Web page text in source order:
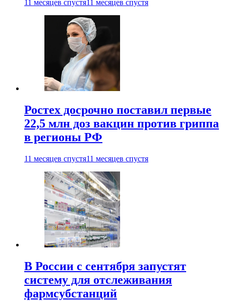
11 месяцев спустя11 месяцев спустя
Ростех досрочно поставил первые
22,5 млн доз вакцин против гриппа
в регионы РФ
11 месяцев спустя11 месяцев спустя
В России с сентября запустят
систему для отслеживания
фармсубстанций